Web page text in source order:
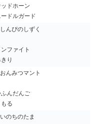
ドホーン
ドルガード
んぴのしずく
ファイト
り
んみつマント
んだんご
る
のちのたま